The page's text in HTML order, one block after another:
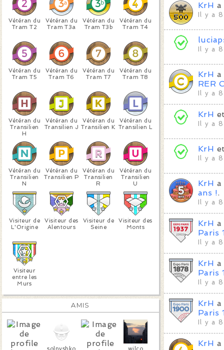
Vétéran du
Tram T2
Vétéran du
Tram T3a
Vétéran du
Tram T3b
Vétéran du
Tram T4
Vétéran du
Tram T5
Vétéran du
Tram T6
Vétéran du
Tram T7
Vétéran du
Tram T8
Vétéran du
Transilien
H
Vétéran du
Transilien J
Vétéran du
Transilien K
Vétéran du
Transilien L
Vétéran du
Transilien
N
Vétéran du
Transilien P
Vétéran du
Transilien
R
Vétéran du
Transilien
U
Visiteur de
L'Origine
Visiteur des
Alentours
Visiteur de
Seine
Visiteur des
Monts
Visiteur
entre les
Murs
AMIS
solnyshko wilco
KrH a
Il y a
Il y a
KrH a
RER
Il y a
KrH
Il y a
KrH
Il y a
KrH a
ans !.
Il y a
KrH a
Paris
Il y a
KrH a
Paris
Il y a
KrH a
Paris
Il y a
KrH a